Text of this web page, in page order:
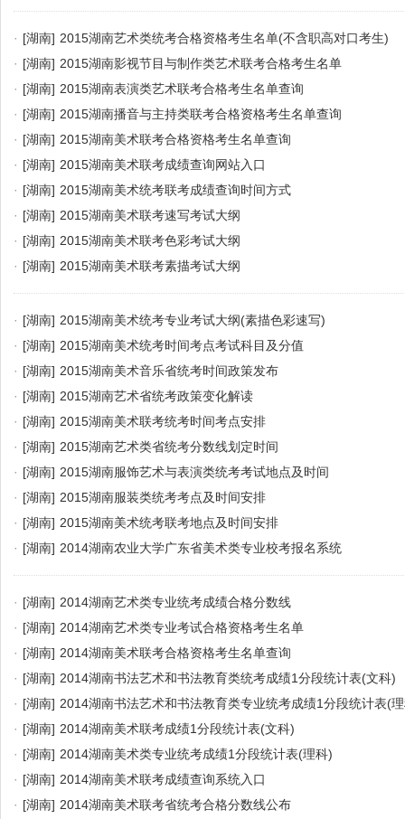
· [湖南] 2015湖南艺术类统考合格资格考生名单(不含职高对口考生)
· [湖南] 2015湖南影视节目与制作类艺术联考合格考生名单
· [湖南] 2015湖南表演类艺术联考合格考生名单查询
· [湖南] 2015湖南播音与主持类联考合格资格考生名单查询
· [湖南] 2015湖南美术联考合格资格考生名单查询
· [湖南] 2015湖南美术联考成绩查询网站入口
· [湖南] 2015湖南美术统考联考成绩查询时间方式
· [湖南] 2015湖南美术联考速写考试大纲
· [湖南] 2015湖南美术联考色彩考试大纲
· [湖南] 2015湖南美术联考素描考试大纲
· [湖南] 2015湖南美术统考专业考试大纲(素描色彩速写)
· [湖南] 2015湖南美术统考时间考点考试科目及分值
· [湖南] 2015湖南美术音乐省统考时间政策发布
· [湖南] 2015湖南艺术省统考政策变化解读
· [湖南] 2015湖南美术联考统考时间考点安排
· [湖南] 2015湖南艺术类省统考分数线划定时间
· [湖南] 2015湖南服饰艺术与表演类统考考试地点及时间
· [湖南] 2015湖南服装类统考考点及时间安排
· [湖南] 2015湖南美术统考联考地点及时间安排
· [湖南] 2014湖南农业大学广东省美术类专业校考报名系统
· [湖南] 2014湖南艺术类专业统考成绩合格分数线
· [湖南] 2014湖南艺术类专业考试合格资格考生名单
· [湖南] 2014湖南美术联考合格资格考生名单查询
· [湖南] 2014湖南书法艺术和书法教育类统考成绩1分段统计表(文科)
· [湖南] 2014湖南书法艺术和书法教育类专业统考成绩1分段统计表(
· [湖南] 2014湖南美术联考成绩1分段统计表(文科)
· [湖南] 2014湖南美术类专业统考成绩1分段统计表(理科)
· [湖南] 2014湖南美术联考成绩查询系统入口
· [湖南] 2014湖南美术联考省统考合格分数线公布